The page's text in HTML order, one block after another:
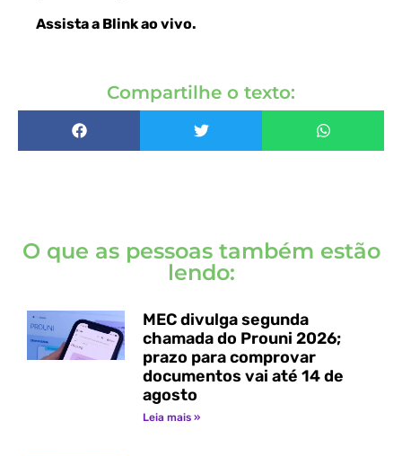
Assista a Blink ao vivo.
Compartilhe o texto:
O que as pessoas também estão
lendo:
MEC divulga segunda
chamada do Prouni 2026;
prazo para comprovar
documentos vai até 14 de
agosto
Leia mais »